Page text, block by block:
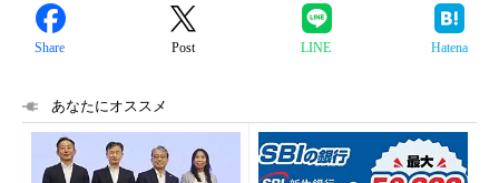
Share Post LINE Hatena
あなたにオススメ